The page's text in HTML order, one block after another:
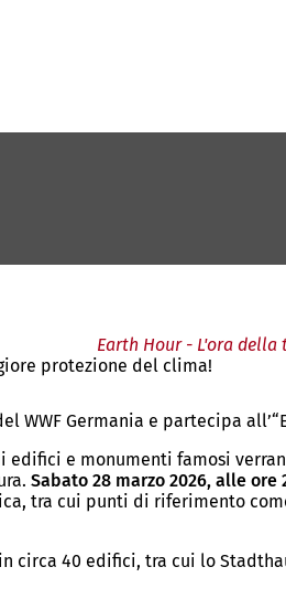
Earth Hour - L'ora della
protezione del clima!
WWF Germania e partecipa
e monumenti famosi
Sabato 28 marzo 2026, alle ore
tra cui punti di riferimento
40 edifici, tra cui lo